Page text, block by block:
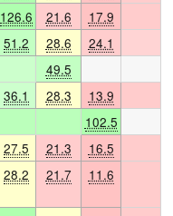
126.6 21.6 17.9
51.2 28.6 24.1
49.5
36.1 28.3 13.9
102.5
27.5 21.3 16.5
28.2 21.7 11.6